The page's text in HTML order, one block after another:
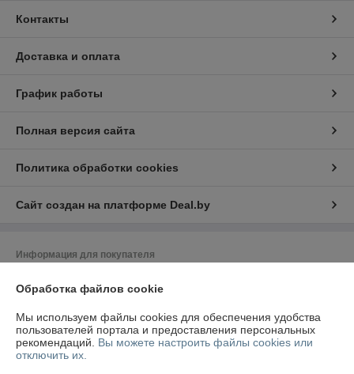
Контакты
Доставка и оплата
График работы
Полная версия сайта
Политика обработки cookies
Сайт создан на платформе Deal.by
Информация для покупателя
223049, Минская область, Минский район, Щомыслицкий с/с, ТЛЦ
Регистрационный номер ЕГР: 193280319
УНП: 193280319
Обработка файлов cookie
Мы используем файлы cookies для обеспечения удобства
пользователей портала и предоставления персональных
рекомендаций. Вы можете настроить файлы cookies или
отключить их.